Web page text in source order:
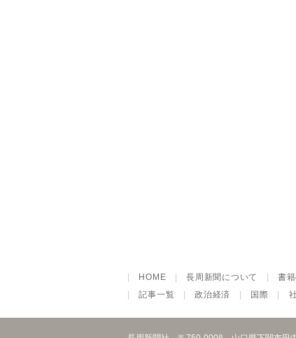
HOME |長周新聞について |書
|記事一覧 |政治経済 国際